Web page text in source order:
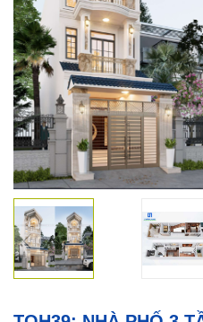
KẾ
THI
CÔNG
XÂY
DỰNG
Xây
Dựng
Phần
Thô
Xây
Dựng
Phần
Thiện